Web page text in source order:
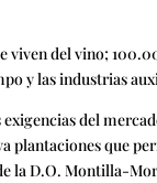
viven del vino;
y las industrias
exigencias del
plantaciones que
la D.O. Montilla-